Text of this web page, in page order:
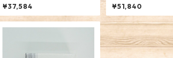
¥37,584 ¥51,840